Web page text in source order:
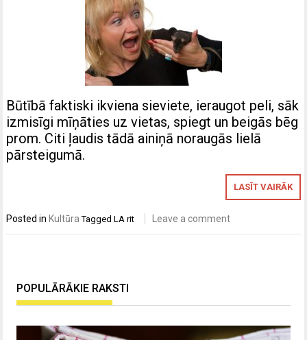
Būtībā faktiski ikviena sieviete, ieraugot peli, sāk
izmisīgi mīņāties uz vietas, spiegt un beigās bēg
prom. Citi ļaudis tādā ainiņā noraugās lielā
pārsteigumā.
LASĪT VAIRĀK
Posted in Kultūra TaggedLA rit Leave a comment
POPULĀRĀKIE RAKSTI